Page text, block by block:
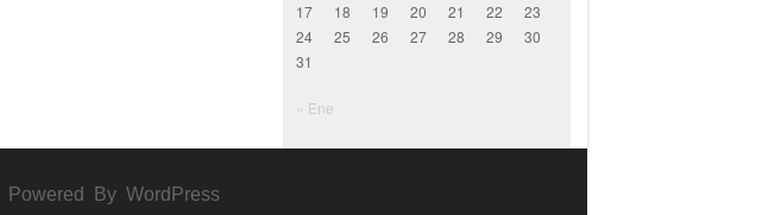
17
18 19 20 21 22
23
24
25 26 27 28 29
30
31
« Ene
Powered By WordPress